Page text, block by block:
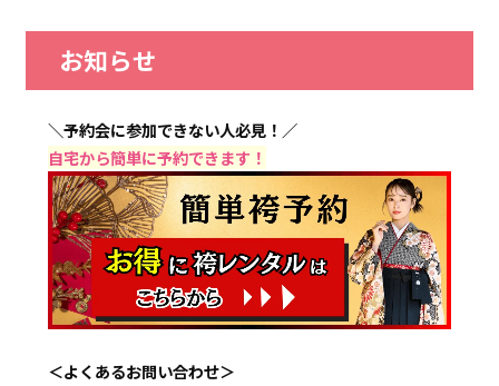
お知らせ
＼予約会に参加できない人必見！／
自宅から簡単に予約できます！
＜よくあるお問い合わせ＞